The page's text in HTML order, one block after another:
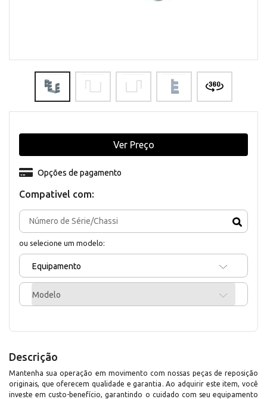
Compativel com:
ou selecione um modelo:
Equipamento
Modelo
Opções de pagamento
Ver Preço
Descrição
Mantenha sua operação em movimento com nossas peças de reposição
originais, que oferecem qualidade e garantia. Ao adquirir este item, você
investe em custo-benefício, garantindo o cuidado com seu equipamento